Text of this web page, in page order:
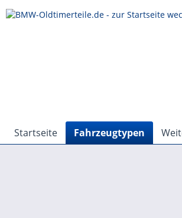
Startseite Fahrzeugtypen